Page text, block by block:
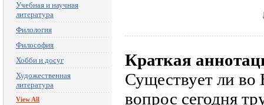
Учебная и научная
литература
Филология
Философия
Хобби и досуг
Художественная
литература
View All
Краткая
Существует ли во
вопрос сегодня